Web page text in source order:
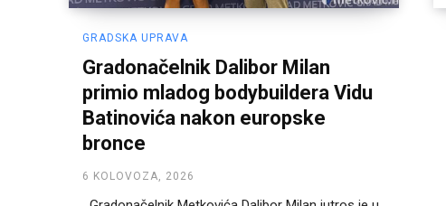
GRADSKA UPRAVA
Gradonačelnik Dalibor Milan
primio mladog bodybuildera Vidu
Batinovića nakon europske
bronce
6 KOLOVOZA, 2026